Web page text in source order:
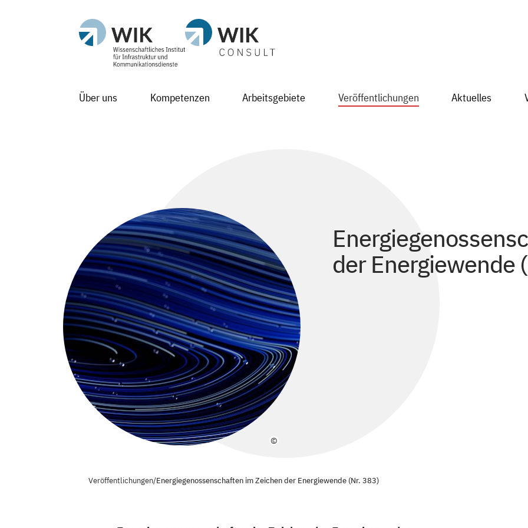
Über uns Kompetenzen Arbeitsgebiete Veröffentlichungen Aktuelles
©
der Energiewende
Veröffentlichungen/Energiegenossenschaften im Zeichen der Energiewende (Nr. 383)